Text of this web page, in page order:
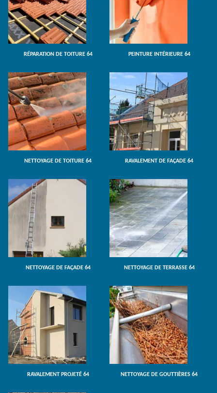
RÉPARATION DE TOITURE 64 PEINTURE INTÉRIEURE 64
NETTOYAGE DE TOITURE 64 RAVALEMENT DE FAÇADE 64
NETTOYAGE DE FAÇADE 64 NETTOYAGE DE TERRASSE 64
RAVALEMENT PROJETÉ 64 NETTOYAGE DE GOUTTIÈRES 64